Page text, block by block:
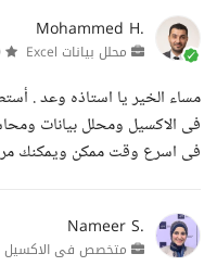
Mohammed H.
محلل بيانات Excel
مساء الخير يا استاذه وعد .
فى الاكسيل ومحلل بيانات
فى اسرع وقت ممكن ويمكنك
Nameer S.
متخصص فى الاكسيل